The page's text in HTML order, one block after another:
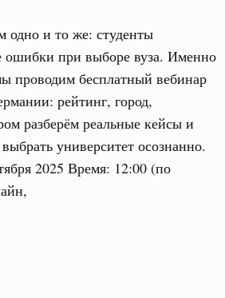
и то же: студенты
при выборе вуза. Именно
проводим бесплатный вебинар
рейтинг, город,
разберём реальные кейсы и
университет осознанно.
2025 Время: 12:00 (по